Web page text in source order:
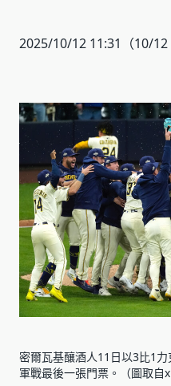
2025/10/12 11:31 （10/
密爾瓦基釀酒人11日以3比1
軍戰最後一張門票。（圖取自